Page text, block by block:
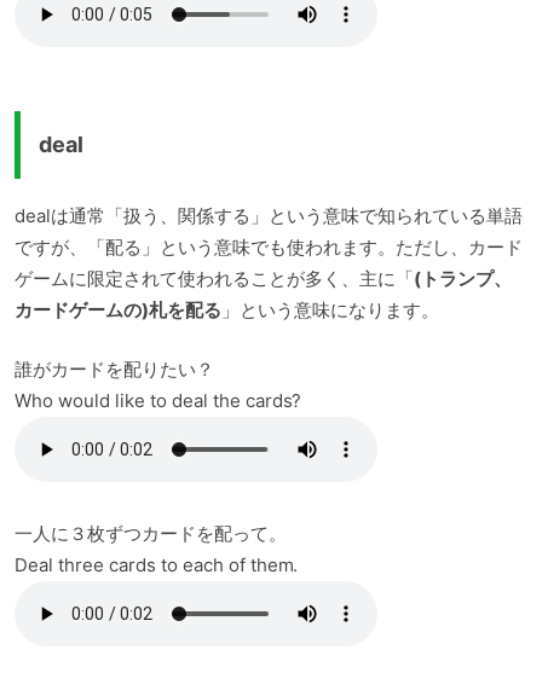
deal
dealは通常「扱う、関係する」という意味で知られている単語
ですが、「配る」という意味でも使われます。ただし、カード
ゲームに限定されて使われることが多く、主に「(トランプ、
カードゲームの)札を配る 」という意味になります。
誰がカードを配りたい？
Who would like to deal the cards?
一人に３枚ずつカードを配って。
Deal three cards to each of them.